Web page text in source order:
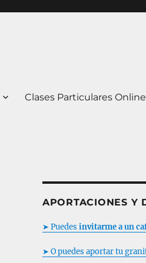
Clases Particulares Online
APORTACIONES Y
➤ Puedes invitarme a un
➤ O puedes aportar tu